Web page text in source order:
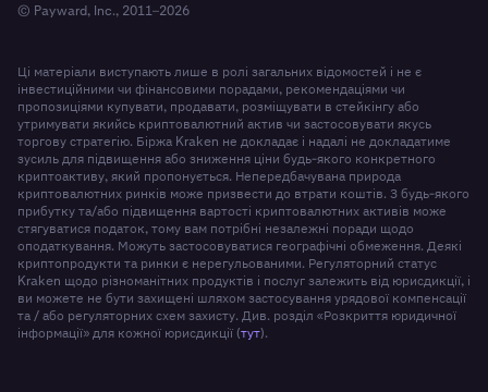
© Payward, Inc., 2011–2026
Ці матеріали виступають лише в ролі загальних відомостей і не є
інвестиційними чи фінансовими порадами, рекомендаціями чи
пропозиціями купувати, продавати, розміщувати в стейкінгу або
утримувати якийсь криптовалютний актив чи застосовувати якусь
торгову стратегію. Біржа Kraken не докладає і надалі не докладатиме
зусиль для підвищення або зниження ціни будь-якого конкретного
криптоактиву, який пропонується. Непередбачувана природа
криптовалютних ринків може призвести до втрати коштів. З будь-якого
прибутку та/або підвищення вартості криптовалютних активів може
стягуватися податок, тому вам потрібні незалежні поради щодо
оподаткування. Можуть застосовуватися географічні обмеження. Деякі
криптопродукти та ринки є нерегульованими. Регуляторний статус
Kraken щодо різноманітних продуктів і послуг залежить від юрисдикції, і
ви можете не бути захищені шляхом застосування урядової компенсації
та / або регуляторних схем захисту. Див. розділ «Розкриття юридичної
інформації» для кожної юрисдикції (тут).